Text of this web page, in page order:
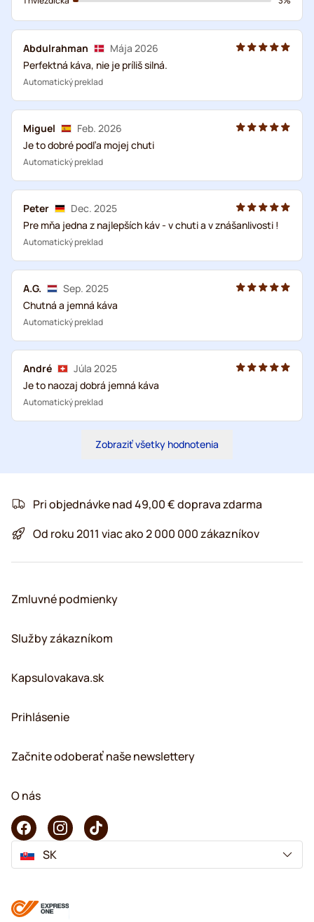
Abdulrahman
Mája 2026
Perfektná káva, nie je príliš silná.
Automatický preklad
Miguel
Feb. 2026
Je to dobré podľa mojej chuti
Automatický preklad
Peter
Dec. 2025
Pre mňa jedna z najlepších káv - v chuti a v znášanlivosti !
Automatický preklad
A.G.
Sep. 2025
Chutná a jemná káva
Automatický preklad
André
Júla 2025
Je to naozaj dobrá jemná káva
Automatický preklad
Zobraziť všetky hodnotenia
Pri objednávke nad 49,00 € doprava zdarma
Od roku 2011 viac ako 2 000 000 zákazníkov
Zmluvné podmienky
Služby zákazníkom
Kapsulovakava.sk
Prihlásenie
Začnite odoberať naše newslettery
O nás
SK